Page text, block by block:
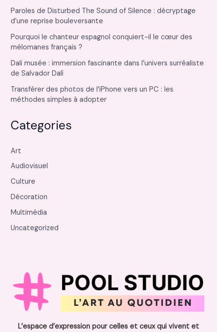
Paroles de Disturbed The Sound of Silence : décryptage
d’une reprise bouleversante
Pourquoi le chanteur espagnol conquiert-il le cœur des
mélomanes français ?
Dali musée : immersion fascinante dans l’univers surréaliste
de Salvador Dalí
Transférer des photos de l’iPhone vers un PC : les
méthodes simples à adopter
Categories
Art
Audiovisuel
Culture
Décoration
Multimédia
Uncategorized
L’espace d’expression pour celles et ceux qui vivent et